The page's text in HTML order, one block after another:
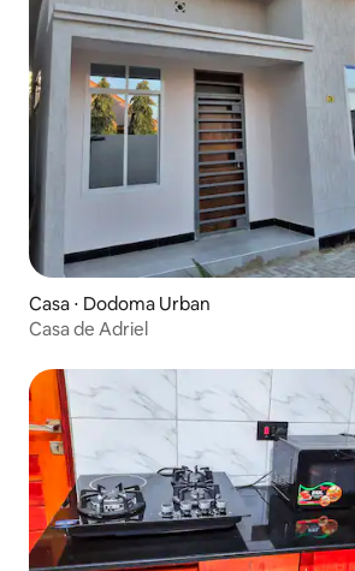
Casa ⋅ Dodoma Urban
Casa de Adriel